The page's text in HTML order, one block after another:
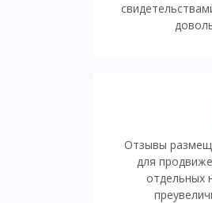
Отзывы
для
отдельных